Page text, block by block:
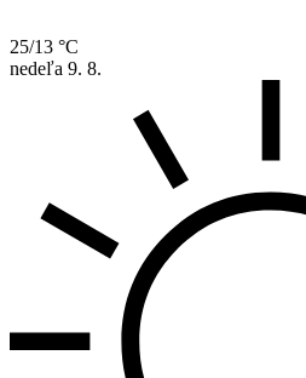
25/13 °C
nedeľa 9. 8.